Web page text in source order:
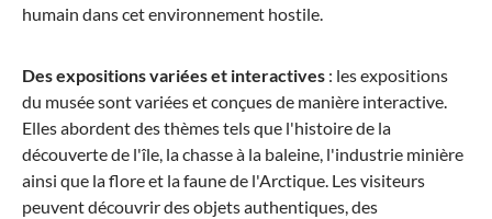
Stratic
PHOENIX ALU - Valise à roulettes L (76 cm)
humain dans cet environnement hostile.
Des expositions variées et interactives : les expositions
du musée sont variées et conçues de manière interactive.
Elles abordent des thèmes tels que l'histoire de la
découverte de l'île, la chasse à la baleine, l'industrie minière
ainsi que la flore et la faune de l'Arctique. Les visiteurs
peuvent découvrir des objets authentiques, des